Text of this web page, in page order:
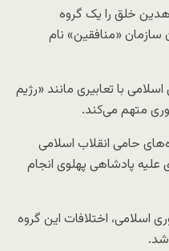
خلق را یک گروه
سازمان «منافقین» نام
با تعابیری مانند «رژیم
متهم می‌کند.
حامی انقلاب اسلامی
علیه پادشاهی پهلوی انجام
اسلامی، اختلافات این گروه
شد.